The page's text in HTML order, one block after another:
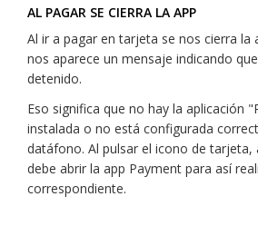
AL PAGAR SE CIERRA LA APP
Al ir a pagar en tarjeta se nos cierra la
nos aparece un mensaje indicando
detenido.
Eso significa que no hay la aplicación
instalada o no está configurada
datáfono. Al pulsar el icono de
debe abrir la app Payment para así
correspondiente.